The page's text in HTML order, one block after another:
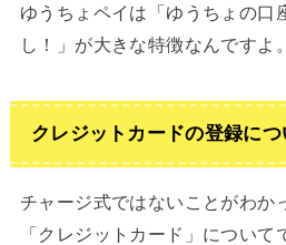
ゆうちょペイは「ゆうちょの口
し！」が大きな特徴なんですよ。
クレジットカードの登録につ
チャージ式ではないことがわか
「クレジットカード」について